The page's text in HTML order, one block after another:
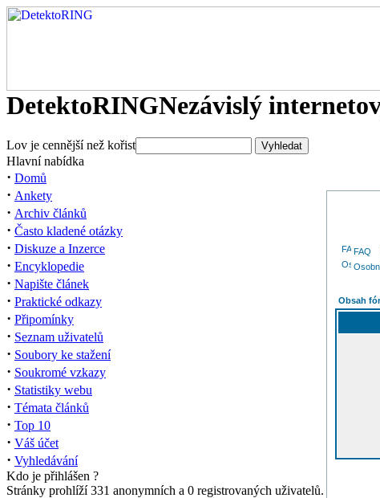
DetektoRINGNezávislý
Lov je cennější než kořist
Hlavní nabídka
· Domů
· Ankety
· Archiv článků
· Často kladené otázky
· Diskuze a Inzerce
· Encyklopedie
· Napište článek
· Praktické odkazy
· Připomínky
· Seznam uživatelů
· Soubory ke stažení
· Soukromé vzkazy
· Statistiky webu
· Témata článků
· Top 10
· Váš účet
· Vyhledávání
Kdo je přihlášen ?
Stránky prohlíží 331 anonymních a 0 registrovaných uživatelů.
FAQ
Obsah